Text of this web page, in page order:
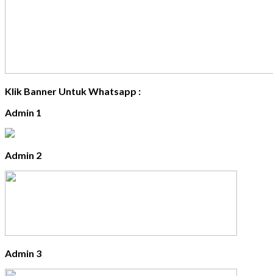
Klik Banner Untuk Whatsapp :
Admin 1
Admin 2
Admin 3